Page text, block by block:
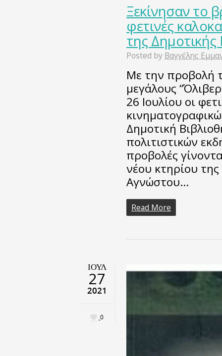
Ξεκίνησαν το
φετινές
της
Posted by Βαγγέλης
Με την προβολή
μεγάλους
26 Ιουλίου οι
Δημοτική
πολιτιστικών
προβολές
νέου κτηρίου
Αγνώστου…
Read More
ΙΟΎΛ
27
2021
0